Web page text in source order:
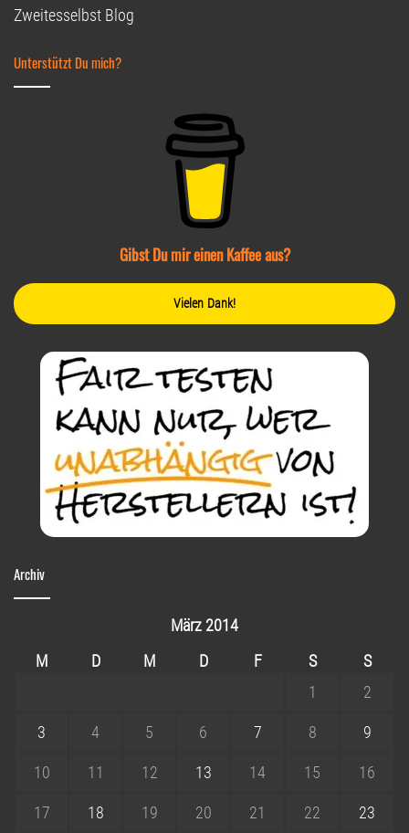
Zweitesselbst Blog
Unterstützt Du mich?
Gibst Du mir einen Kaffee aus?
Vielen Dank!
Archiv
März 2014
M
D M D F S
S
1
2
3 4 5 6 7 8 9
10 11 12 13 14 15 16
17 18 19 20 21 22 23